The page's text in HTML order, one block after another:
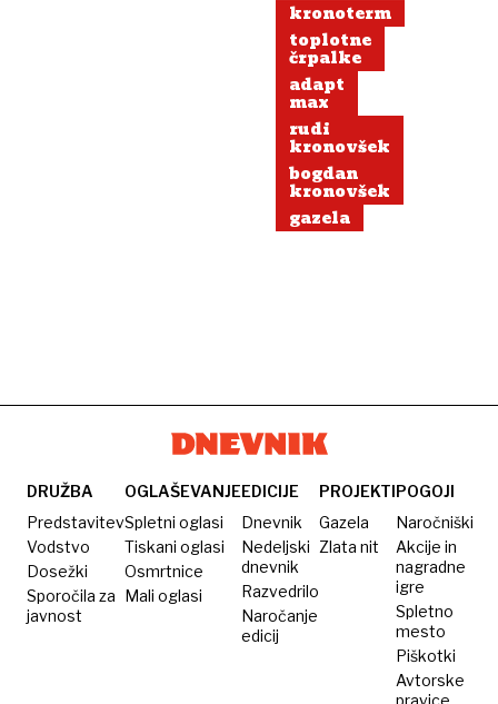
kronoterm
toplotne
črpalke
adapt
max
rudi
kronovšek
bogdan
kronovšek
gazela
DRUŽBA
Predstavitev
Vodstvo
Dosežki
Sporočila za
javnost
OGLAŠEVANJE
Spletni oglasi
Tiskani oglasi
Osmrtnice
Mali oglasi
EDICIJE
Dnevnik
Nedeljski
dnevnik
Razvedrilo
Naročanje
edicij
PROJEKTI
Gazela
Zlata nit
POGOJI
Naročniški
Akcije in
nagradne
igre
Spletno
mesto
Piškotki
Avtorske